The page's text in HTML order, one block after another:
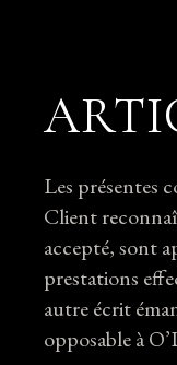
Les présentes
Client
accepté, sont
prestations
autre écrit
opposable à